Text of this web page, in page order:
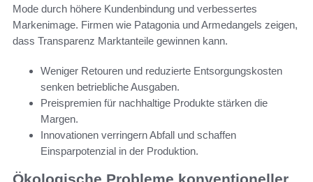
Mode durch höhere Kundenbindung und verbessertes
Markenimage. Firmen wie Patagonia und Armedangels zeigen,
dass Transparenz Marktanteile gewinnen kann.
Weniger Retouren und reduzierte Entsorgungskosten
senken betriebliche Ausgaben.
Preispremien für nachhaltige Produkte stärken die
Margen.
Innovationen verringern Abfall und schaffen
Einsparpotenzial in der Produktion.